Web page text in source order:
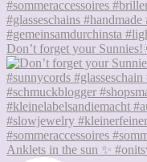
Don’t forget your
Anklets in the sun ✨